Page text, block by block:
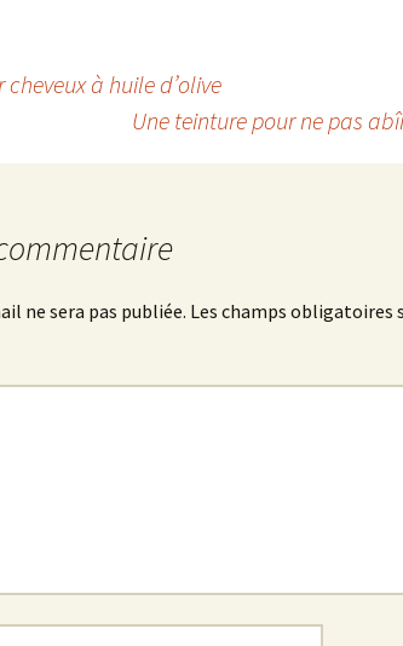
à huile d’olive
Une teinture pour ne pas
ne sera pas publiée. Les champs obligatoires